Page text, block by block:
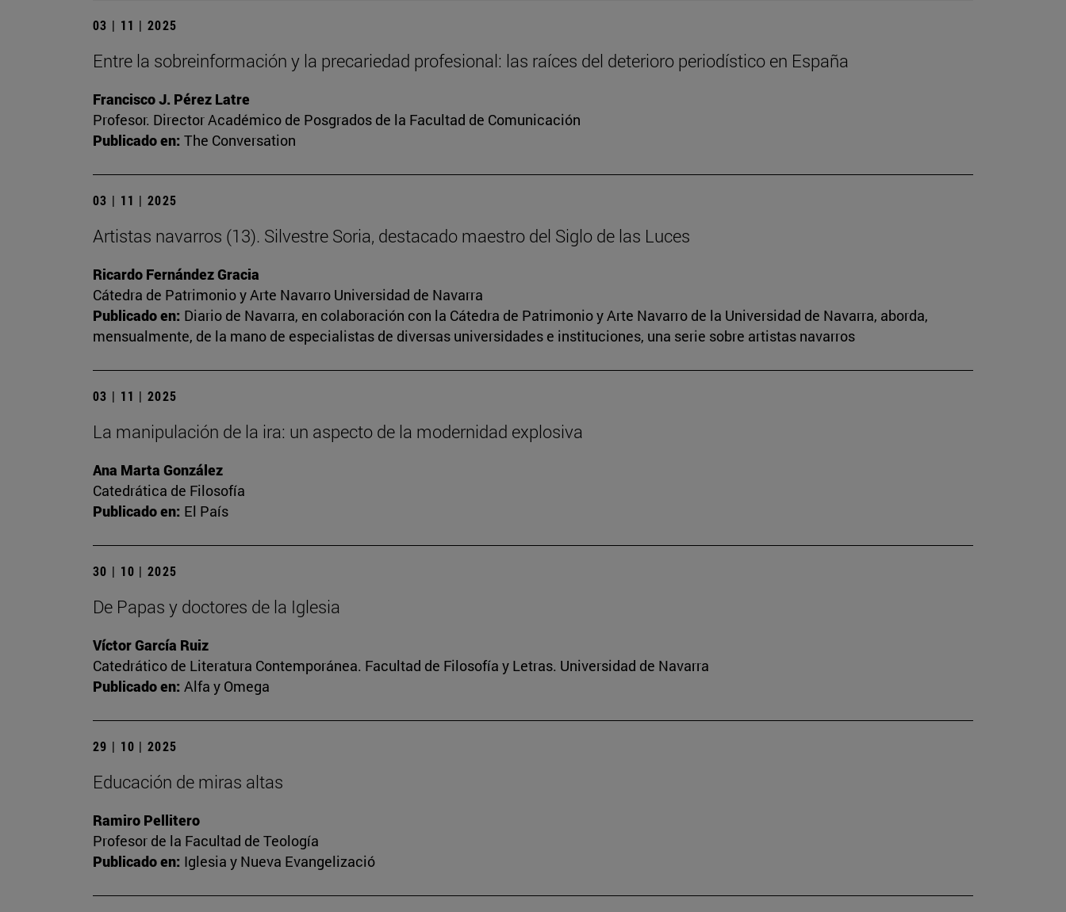
03 | 11 | 2025
Entre la sobreinformación y la precariedad profesional: las raíces del deterioro periodístico en España
Francisco J. Pérez Latre
Profesor. Director Académico de Posgrados de la Facultad de Comunicación
Publicado en: The Conversation
03 | 11 | 2025
Artistas navarros (13). Silvestre Soria, destacado maestro del Siglo de las Luces
Ricardo Fernández Gracia
Cátedra de Patrimonio y Arte Navarro Universidad de Navarra
Publicado en: Diario de Navarra, en colaboración con la Cátedra de Patrimonio y Arte Navarro de la Universidad de Navarra, aborda,
mensualmente, de la mano de especialistas de diversas universidades e instituciones, una serie sobre artistas navarros
03 | 11 | 2025
La manipulación de la ira: un aspecto de la modernidad explosiva
Ana Marta González
Catedrática de Filosofía
Publicado en: El País
30 | 10 | 2025
De Papas y doctores de la Iglesia
Víctor García Ruiz
Catedrático de Literatura Contemporánea. Facultad de Filosofía y Letras. Universidad de Navarra
Publicado en: Alfa y Omega
29 | 10 | 2025
Educación de miras altas
Ramiro Pellitero
Profesor de la Facultad de Teología
Publicado en: Iglesia y Nueva Evangelizació